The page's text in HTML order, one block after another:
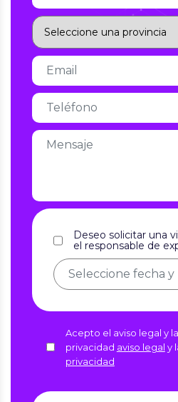
Deseo solicitar una
el responsable de
Acepto el aviso legal y
privacidad aviso legal y
privacidad